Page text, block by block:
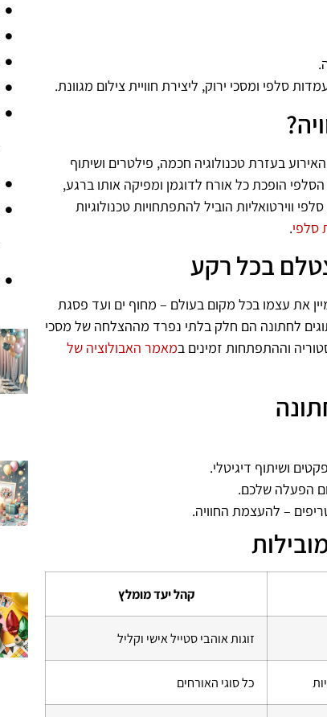
סלפי ומסכי ירוק, ליצירת חוויית צילום מגוונת.
בעזרת טכנולוגיה חכמה, פילטרים ושיתוף
הופכת כל אורח לדוגמן ומפיקה אותו ברגע,
ווירטואליות הוביל להתפתחויות טכנולוגיות
סלפי.
בכל רקע
את עצמו בכל מקום בעולם – מחוף ים ועד פסגת
לחתונה הם חלק בלתי נפרד מההצלחה של מסכי
וההתפתחות זמינים במאמר האבולוציה של
ושיתוף דיגיטלי.
הפעלה שלכם.
– להעצמת החוויה.
קהל יעד מומלץ
זוגות אוהבי סטייל אישי וקליל
כל סוגי האורחים